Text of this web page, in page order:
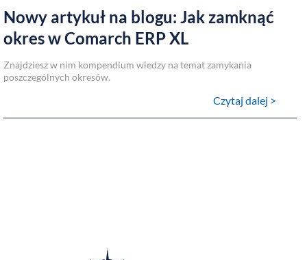
Nowy artykuł na blogu: Jak zamknąć
okres w Comarch ERP XL
Znajdziesz w nim kompendium wiedzy na temat zamykania
poszczególnych okresów.
Czytaj dalej >